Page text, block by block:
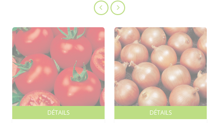
DÉTAILS DÉTAILS